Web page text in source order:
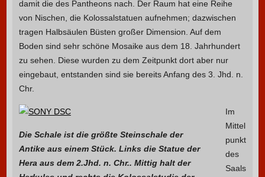
damit die des Pantheons nach. Der Raum hat eine Reihe
von Nischen, die Kolossalstatuen aufnehmen; dazwischen
tragen Halbsäulen Büsten großer Dimension. Auf dem
Boden sind sehr schöne Mosaike aus dem 18. Jahrhundert
zu sehen. Diese wurden zu dem Zeitpunkt dort aber nur
eingebaut, entstanden sind sie bereits Anfang des 3. Jhd. n.
Chr.
Die Schale ist die größte Steinschale der
Antike aus einem Stück. Links die Statue der
Hera aus dem 2.Jhd. n. Chr.. Mittig halt der
Im
Mittel
punkt
des
Saals